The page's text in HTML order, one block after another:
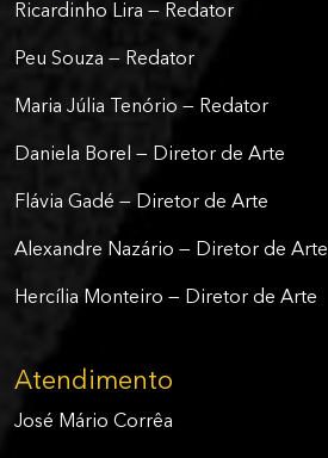
Ricardinho Lira — Redator
Peu Souza — Redator
Maria Júlia Tenório — Redator
Daniela Borel — Diretor de Arte
Flávia Gadé — Diretor de Arte
Alexandre Nazário — Diretor de Arte
Hercília Monteiro — Diretor de Arte
Atendimento
José Mário Corrêa